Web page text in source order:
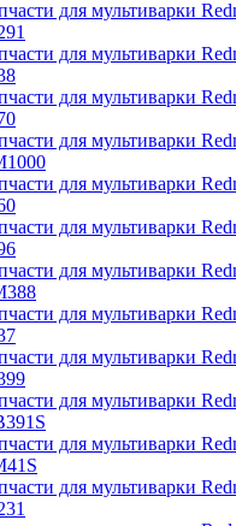
для мультиварки
для мультиварки
для мультиварки
для мультиварки
для мультиварки
для мультиварки
для мультиварки
для мультиварки
для мультиварки
для мультиварки
для мультиварки
для мультиварки